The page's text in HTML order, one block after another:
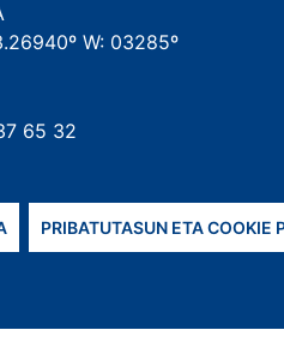
W: 03285º
65 32
PRIBATUTASUN ETA COOKIE